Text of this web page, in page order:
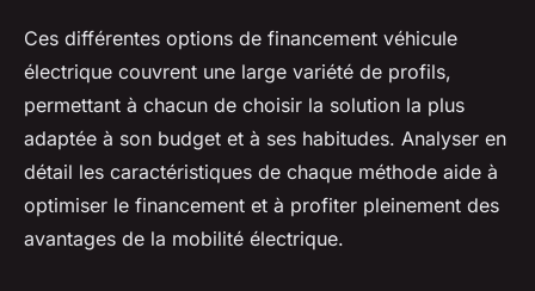
Ces différentes options de financement véhicule
électrique couvrent une large variété de profils,
permettant à chacun de choisir la solution la plus
adaptée à son budget et à ses habitudes. Analyser en
détail les caractéristiques de chaque méthode aide à
optimiser le financement et à profiter pleinement des
avantages de la mobilité électrique.